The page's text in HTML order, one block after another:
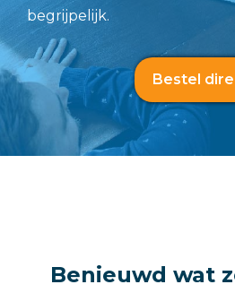
begrijpelijk.
Bestel
Benieuwd wat